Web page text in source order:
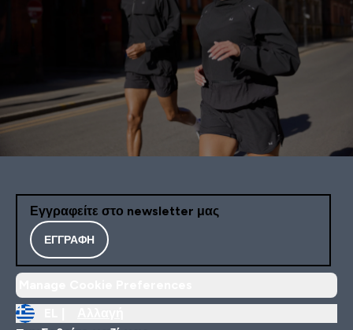
Εγγραφείτε στο newsletter μας
ΕΓΓΡΑΦΉ